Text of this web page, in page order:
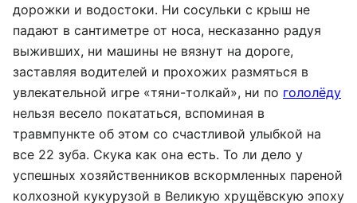
дорожки и водостоки. Ни сосульки с крыш не
падают в сантиметре от носа, несказанно радуя
выживших, ни машины не вязнут на дороге,
заставляя водителей и прохожих размяться в
увлекательной игре «тяни-толкай», ни по гололёду
нельзя весело покататься, вспоминая в
травмпункте об этом со счастливой улыбкой на
все 22 зуба. Скука как она есть. То ли дело у
успешных хозяйственников вскормленных пареной
колхозной кукурузой в Великую хрущёвскую эпоху